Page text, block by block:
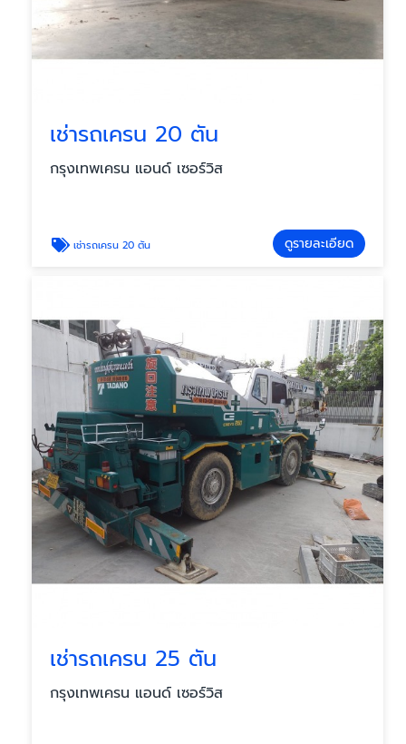
เช่ารถเครน 20 ตัน
กรุงเทพเครน แอนด์ เซอร์วิส
เช่ารถเครน 20 ตัน ดูรายละเอียด
เช่ารถเครน 25 ตัน
กรุงเทพเครน แอนด์ เซอร์วิส